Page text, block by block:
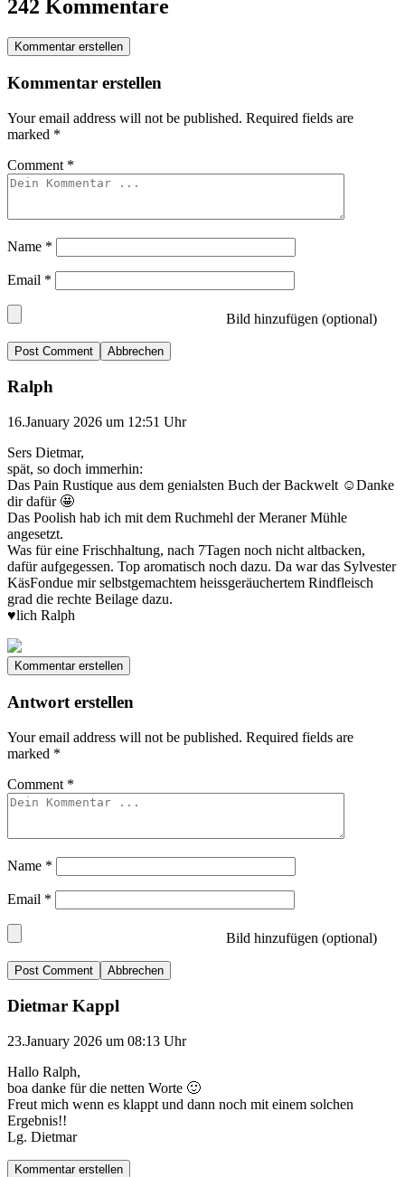
242 Kommentare
Kommentar erstellen
Kommentar erstellen
Your email address will not be published. Required fields are
marked *
Comment *
Name *
Email *
Bild hinzufügen (optional)
Abbrechen
Ralph
16.January 2026 um 12:51 Uhr
Sers Dietmar,
spät, so doch immerhin:
Das Pain Rustique aus dem genialsten Buch der Backwelt ☺️Danke
dir dafür 🤩
Das Poolish hab ich mit dem Ruchmehl der Meraner Mühle
angesetzt.
Was für eine Frischhaltung, nach 7Tagen noch nicht altbacken,
dafür aufgegessen. Top aromatisch noch dazu. Da war das Sylvester
KäsFondue mir selbstgemachtem heissgeräuchertem Rindfleisch
grad die rechte Beilage dazu.
♥️lich Ralph
Kommentar erstellen
Antwort erstellen
Your email address will not be published. Required fields are
marked *
Comment *
Name *
Email *
Bild hinzufügen (optional)
Abbrechen
Dietmar Kappl
23.January 2026 um 08:13 Uhr
Hallo Ralph,
boa danke für die netten Worte 🙂
Freut mich wenn es klappt und dann noch mit einem solchen
Ergebnis!!
Lg. Dietmar
Kommentar erstellen